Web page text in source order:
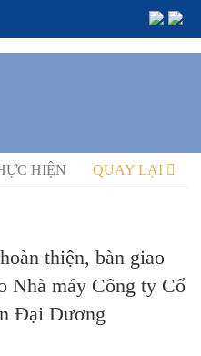
HIỆN QUAY LẠI
thiện, bàn giao
Nhà máy Công ty Cổ
Đại Dương